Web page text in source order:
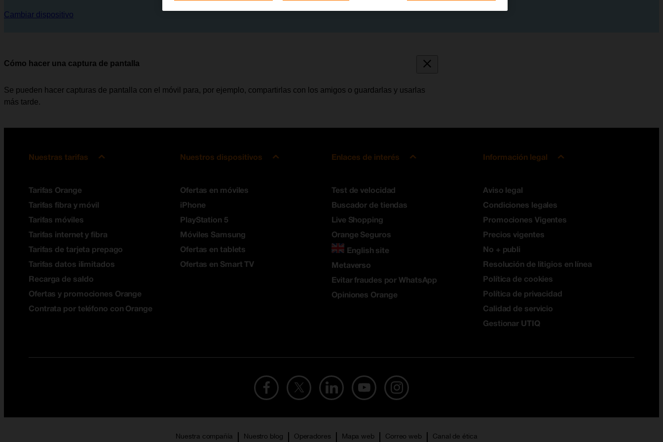
Cambiar dispositivo
Cómo hacer una captura de pantalla
Se pueden hacer capturas de pantalla con el móvil para, por ejemplo, compartirlas con los amigos o guardarlas y usarlas
más tarde.
Nuestras tarifas
Tarifas Orange
Tarifas fibra y móvil
Tarifas móviles
Tarifas internet y fibra
Tarifas de tarjeta prepago
Tarifas datos ilimitados
Recarga de saldo
Ofertas y promociones Orange
Contrata por teléfono con Orange
Nuestros dispositivos
Ofertas en móviles
iPhone
PlayStation 5
Móviles Samsung
Ofertas en tablets
Ofertas en Smart TV
Enlaces de interés
Test de velocidad
Buscador de tiendas
Live Shopping
Orange Seguros
English site
Metaverso
Evitar fraudes por WhatsApp
Opiniones Orange
Información legal
Aviso legal
Condiciones legales
Promociones Vigentes
Precios vigentes
No + publi
Resolución de litigios en línea
Política de cookies
Política de privacidad
Calidad de servicio
Gestionar UTIQ
Nuestra compañía Nuestro blog Operadores Mapa web Correo web Canal de ética